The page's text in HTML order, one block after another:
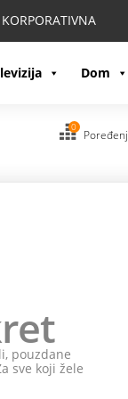
KORPORATIVNA
Dom
0
pouzdane
sve koji žele